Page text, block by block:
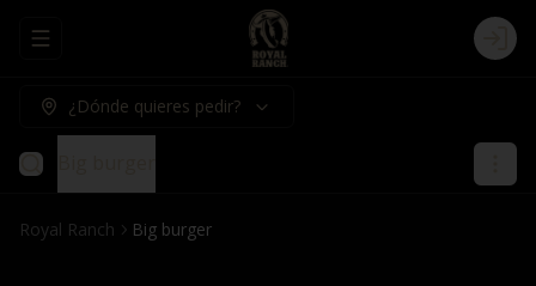
Abrir menu de navegación Login
¿Dónde quieres pedir?
Royal Ranch Big burger